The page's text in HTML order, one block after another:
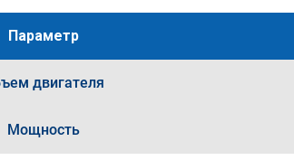
Параметр
двигателя
Мощность